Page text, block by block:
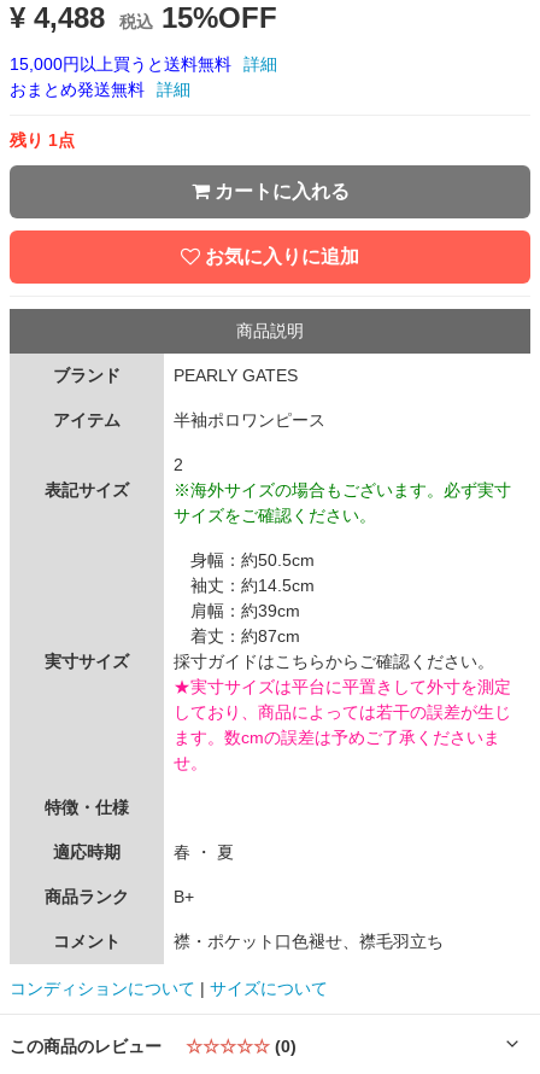
¥ 4,488 税込 15%OFF
15,000円以上買うと送料無料
詳細
おまとめ発送無料
詳細
残り 1点
カートに入れる
お気に入りに追加
商品説明
ブランド PEARLY GATES
アイテム 半袖ポロワンピース
表記サイズ
2
※海外サイズの場合もございます。必ず実寸
サイズをご確認ください。
実寸サイズ
身幅：約50.5cm
袖丈：約14.5cm
肩幅：約39cm
着丈：約87cm
採寸ガイドはこちらからご確認ください。
★実寸サイズは平台に平置きして外寸を測定
しており、商品によっては若干の誤差が生じ
ます。数cmの誤差は予めご了承くださいま
せ。
特徴・仕様
適応時期 春 ・ 夏
商品ランク B+
コメント 襟・ポケット口色褪せ、襟毛羽立ち
コンディションについて | サイズについて
この商品のレビュー ☆☆☆☆☆ (0)